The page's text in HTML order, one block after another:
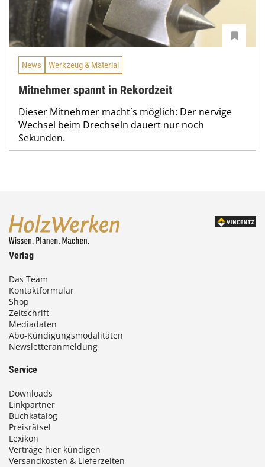
News Werkzeug & Material
Mitnehmer spannt in Rekordzeit
Dieser Mitnehmer macht´s möglich: Der nervige
Wechsel beim Drechseln dauert nur noch
Sekunden.
Verlag
Das Team
Kontaktformular
Shop
Zeitschrift
Mediadaten
Abo-Kündigungsmodalitäten
Newsletteranmeldung
Service
Downloads
Linkpartner
Buchkatalog
Preisrätsel
Lexikon
Verträge hier kündigen
Versandkosten & Lieferzeiten